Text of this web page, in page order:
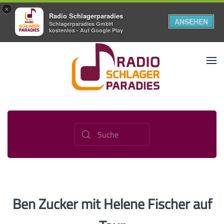
×
Radio Schlagerparadies
Schlagerparadies GmbH
kostenlos - Auf Google Play
ANSEHEN
Ben Zucker mit Helene Fischer auf